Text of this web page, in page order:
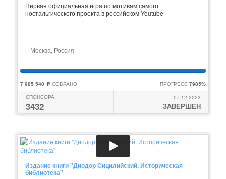
Первая официальная игра по мотивам самого
ностальгического проекта в российском Youtube
Москва, Россия
7 985 540 c СОБРАНО ПРОГРЕСС 7985%
СПОНСОРА
3432
07.12.2023
ЗАВЕРШЕН
Издание книги "Диодор Сицилийский. Историческая
библиотека"